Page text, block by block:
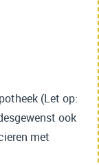
(Let op:
ook
met